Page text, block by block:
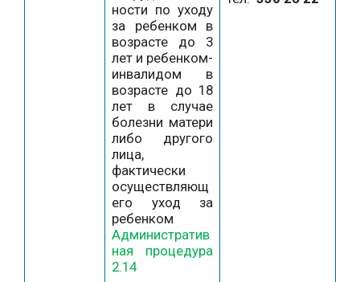
ности по уходу
за ребенком в
возрасте до 3
лет и ребенком-
инвалидом в
возрасте до 18
лет в случае
болезни матери
либо другого
лица,
фактически
осуществляющ
его уход за
ребенком
Административ
ная процедура
2.14